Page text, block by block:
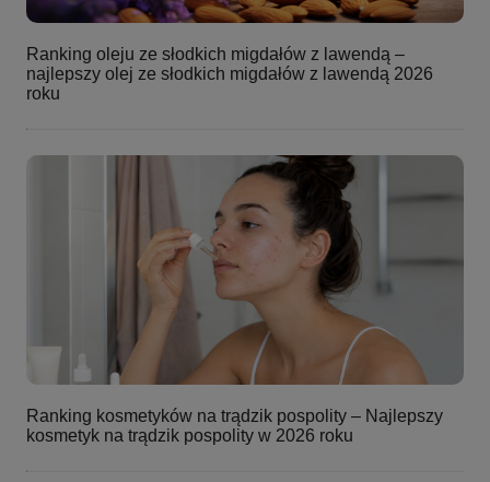
Ranking oleju ze słodkich migdałów z lawendą –
najlepszy olej ze słodkich migdałów z lawendą 2026
roku
Ranking kosmetyków na trądzik pospolity – Najlepszy
kosmetyk na trądzik pospolity w 2026 roku